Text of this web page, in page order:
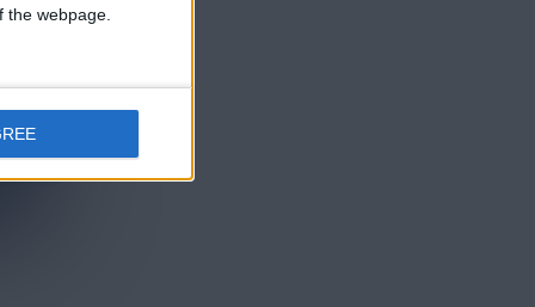
webpage.